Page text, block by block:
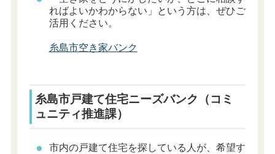
ればよいかわからない」という方は、ぜひご
活用ください。
糸島市空き家バンク
糸島市戸建て住宅ニーズバンク（コミ
ュニティ推進課）
市内の戸建て住宅を探している人が、希望す